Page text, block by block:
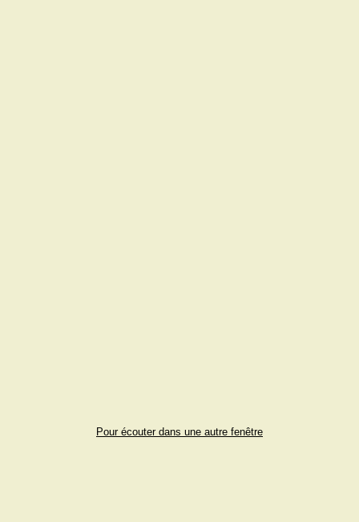
Pour écouter dans une autre fenêtre